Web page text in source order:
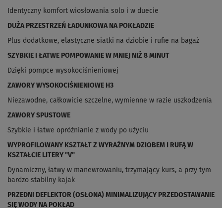
Identyczny komfort wiosłowania solo i w duecie
DUŻA PRZESTRZEŃ ŁADUNKOWA NA POKŁADZIE
Plus dodatkowe, elastyczne siatki na dziobie i rufie na bagaż
SZYBKIE I ŁATWE POMPOWANIE W MNIEJ NIŻ 8 MINUT
Dzięki pompce wysokociśnieniowej
ZAWORY WYSOKOCIŚNIENIOWE H3
Niezawodne, całkowicie szczelne, wymienne w razie uszkodzenia
ZAWORY SPUSTOWE
Szybkie i łatwe opróżnianie z wody po użyciu
WYPROFILOWANY KSZTAŁT Z WYRAŹNYM DZIOBEM I RUFĄ W
KSZTAŁCIE LITERY "V"
Dynamiczny, łatwy w manewrowaniu, trzymający kurs, a przy tym
bardzo stabilny kajak
PRZEDNI DEFLEKTOR (OSŁONA) MINIMALIZUJĄCY PRZEDOSTAWANIE
SIĘ WODY NA POKŁAD